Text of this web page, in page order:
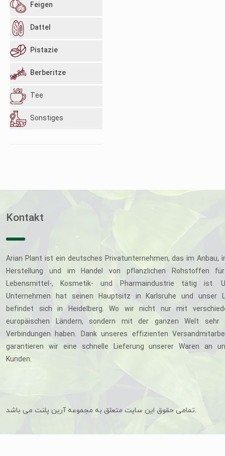
Feigen
Dattel
Pistazie
Berberitze
Tee
Sonstiges
Kontakt
Arian Plant ist ein deutsches Privatunternehmen, das im Anbau,
Herstellung und im Handel von pflanzlichen Rohstoffen
Lebensmittel-, Kosmetik- und Pharmaindustrie tätig ist.
Unternehmen hat seinen Hauptsitz in Karlsruhe und unser
befindet sich in Heidelberg. Wo wir nicht nur mit
europäischen Ländern, sondern mit der ganzen Welt sehr
Verbindungen haben. Dank unseres effizienten
garantieren wir eine schnelle Lieferung unserer Waren an
Kunden.
تمامی حقوق این سایت متعلق به مجموعه آرین پلنت می باشد.